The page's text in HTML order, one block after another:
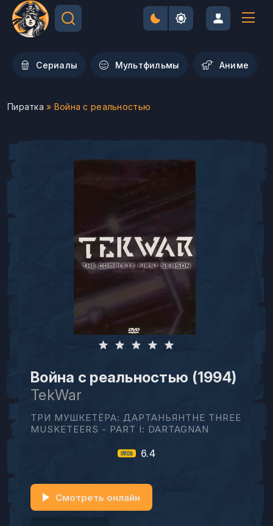
Сериалы Мультфильмы Aниме
Пиратка » Война с реальностью
Война с реальностью (1994)
TekWar
ТРИ МУШКЕТЁРА: ДАРТАНЬЯНTHE THREE
MUSKETEERS - PART I: DARTAGNAN
6.4
Смотреть онлайн